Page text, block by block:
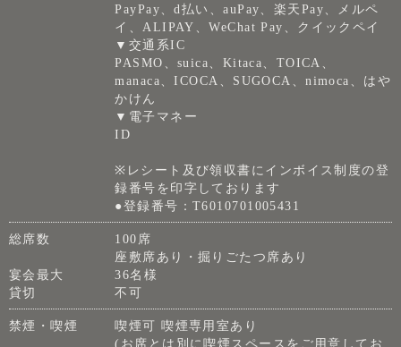
PayPay、d払い、auPay、楽天Pay、メルペ
イ、ALIPAY、WeChat Pay、クイックペイ
▼交通系IC
PASMO、suica、Kitaca、TOICA、
manaca、ICOCA、SUGOCA、nimoca、はや
かけん
▼電子マネー
ID
※レシート及び領収書にインボイス制度の登
録番号を印字しております
●登録番号：T6010701005431
総席数
100席
座敷席あり・掘りごたつ席あり
宴会最大
36名様
貸切
不可
禁煙・喫煙
喫煙可 喫煙専用室あり
(お席とは別に喫煙スペースをご用意してお